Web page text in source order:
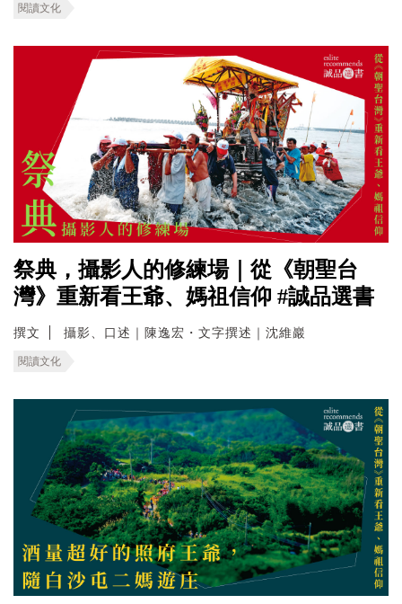
閱讀文化
祭典，攝影人的修練場｜從《朝聖台
灣》重新看王爺、媽祖信仰 #誠品選書
撰文 攝影、口述｜陳逸宏・文字撰述｜沈維巖
閱讀文化